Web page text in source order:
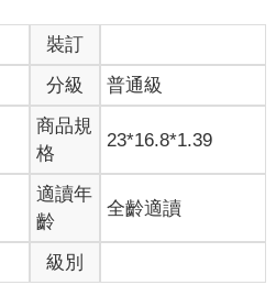
裝訂
分級 普通級
商品規
格
23*16.8*1.39
適讀年
齡
全齡適讀
級別